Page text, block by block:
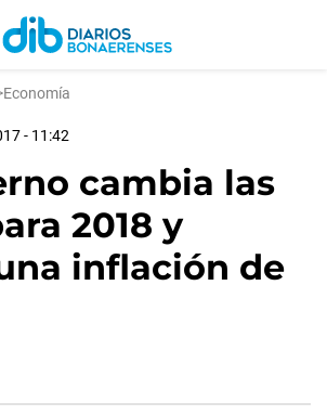
Economía
- 11:42
cambia las
2018 y
inflación de